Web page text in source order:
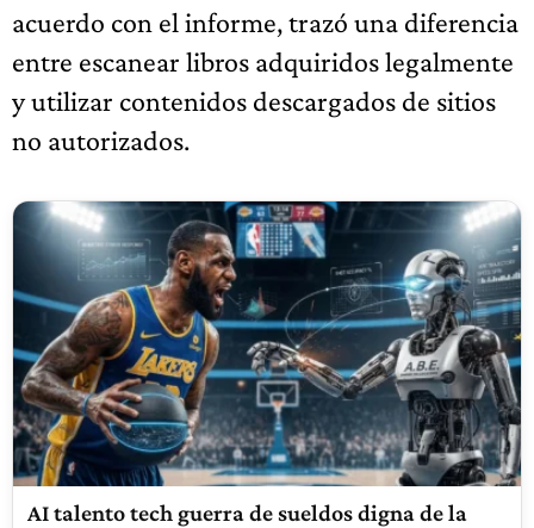
acuerdo con el informe, trazó una diferencia
entre escanear libros adquiridos legalmente
y utilizar contenidos descargados de sitios
no autorizados.
AI talento tech guerra de sueldos digna de la